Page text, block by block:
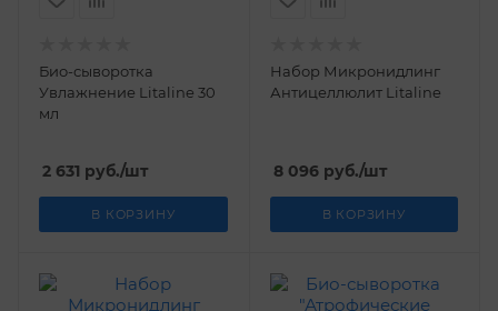
Био-сыворотка
Увлажнение Litaline 30
мл
2 631 руб./шт
В КОРЗИНУ
Набор Микронидлинг
Антицеллюлит Litaline
8 096руб./шт
В КОРЗИНУ